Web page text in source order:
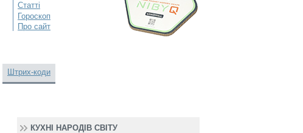
Статті
Гороскоп
Про сайт
Штрих-коди
КУХНІ НАРОДІВ СВІТУ